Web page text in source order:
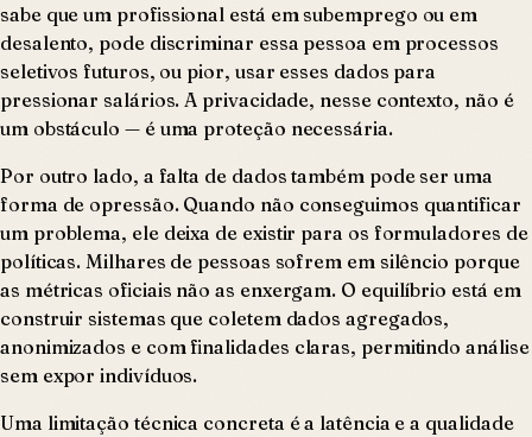
sabe que um profissional está em subemprego ou em
desalento, pode discriminar essa pessoa em processos
seletivos futuros, ou pior, usar esses dados para
pressionar salários. A privacidade, nesse contexto, não é
um obstáculo — é uma proteção necessária.
Por outro lado, a falta de dados também pode ser uma
forma de opressão. Quando não conseguimos quantificar
um problema, ele deixa de existir para os formuladores de
políticas. Milhares de pessoas sofrem em silêncio porque
as métricas oficiais não as enxergam. O equilíbrio está em
construir sistemas que coletem dados agregados,
anonimizados e com finalidades claras, permitindo análise
sem expor indivíduos.
Uma limitação técnica concreta é a latência e a qualidade